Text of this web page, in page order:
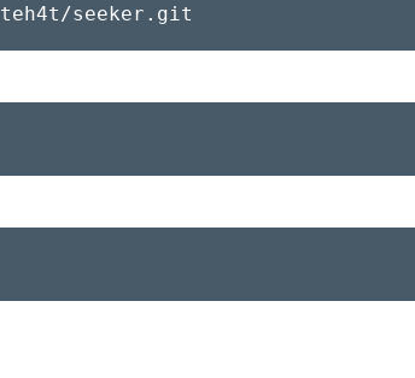
seeker.git